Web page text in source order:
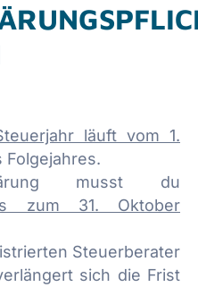
läuft vom 1.
Folgejahres.
musst du
zum 31. Oktober
Steuerberater
sich die Frist